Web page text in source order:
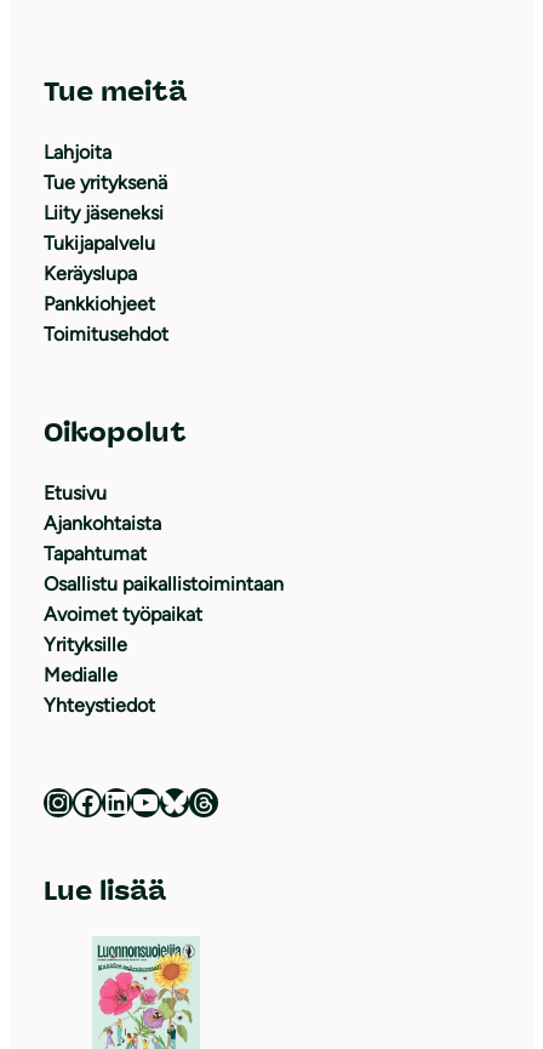
Tue meitä
Lahjoita
Tue yrityksenä
Liity jäseneksi
Tukijapalvelu
Keräyslupa
Pankkiohjeet
Toimitusehdot
Oikopolut
Etusivu
Ajankohtaista
Tapahtumat
Osallistu paikallistoimintaan
Avoimet työpaikat
Yrityksille
Medialle
Yhteystiedot
Luonnonsuojeluliitto Instagramissa Luonnonsuojeluliitto Facebookissa Luonnonsuojeluliitto LinkedInissä Luonnonsuojeluliiton YouTube-kanava Luonnonsuojeluliitto Blueskyssa Luonnonsuojeluliitto Threadsissa
Lue lisää